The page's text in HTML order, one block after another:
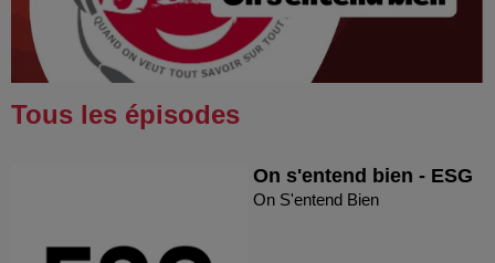
Tous les épisodes
On s'entend bien - ESG
On S'entend Bien